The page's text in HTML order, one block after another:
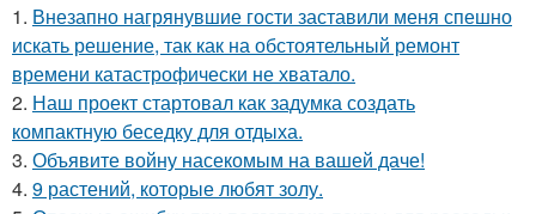
1. Внезапно нагрянувшие гости заставили меня спешно
искать решение, так как на обстоятельный ремонт
времени катастрофически не хватало.
2. Наш проект стартовал как задумка создать
компактную беседку для отдыха.
3. Объявите войну насекомым на вашей даче!
4. 9 растений, которые любят золу.